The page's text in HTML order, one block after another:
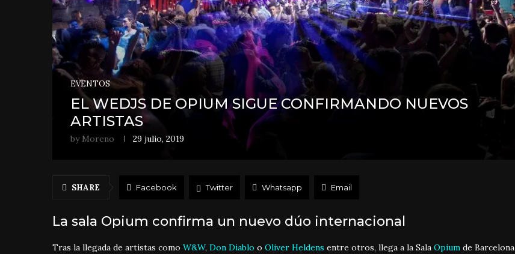
EVENTOS
EL WEDJS DE OPIUM SIGUE CONFIRMANDO NUEVOS
ARTISTAS
by Moreno 29 julio, 2019
SHARE Facebook Twitter Whatsapp Email
La sala Opium confirma un nuevo dúo internacional
Tras la llegada de artistas como W&W, Don Diablo o Oliver Heldens entre otros, llega a la Sala Opium de Barcelona